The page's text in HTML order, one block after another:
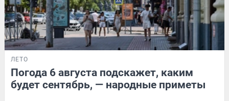
ЛЕТО
Погода 6 августа подскажет, каким
будет сентябрь, — народные приметы